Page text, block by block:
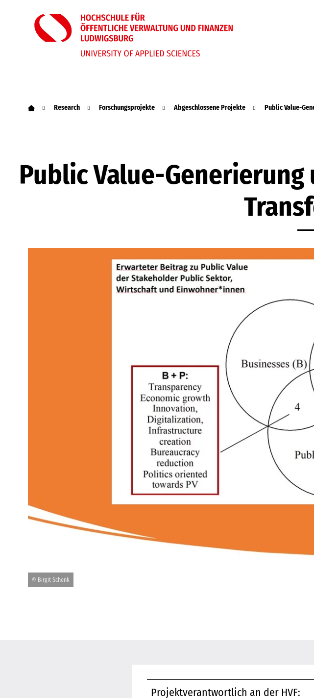
Research Forschungsprojekte Abgeschlossene Projekte Public Value-
Public Value-
© Birgit Schenk
Projektverantwortlich an der HVF: